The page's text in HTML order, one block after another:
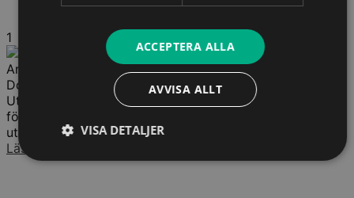
1
Andrea Sundstrand
Docent
Utöver sin undervisning i Sverige har Andrea även
föreläst vid internationella universitet och bidragit till
utvecklingen av upphandlingsrätten på europeisk...
Läs mer
ACCEPTERA ALLA
AVVISA ALLT
VISA DETALJER